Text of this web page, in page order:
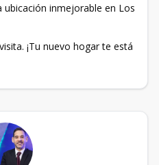
inmejorable en Los
¡Tu nuevo hogar te está